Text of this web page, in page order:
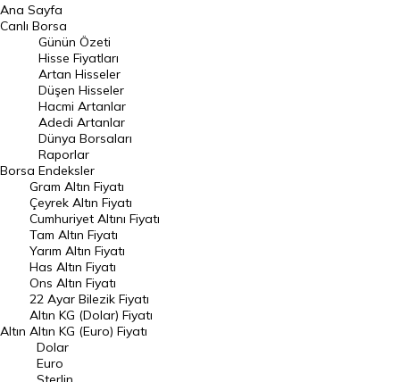
BIST 100 Hisseleri
En Çok Artan Hisseler
En Çok Düşen Hisseler
Hacmi Artanlar
Geçmiş Kapanışlar
Dünya Borsaları
Raporlar
Endeksler
DÖVİZ
Döviz Kuru
Dolar Kuru
Euro Kuru
Pound Kuru
Ana Sayfa
Canlı Borsa
Borsa
Günün Özeti
Hisse Fiyatları
Artan Hisseler
Düşen Hisseler
Hacmi Artanlar
Adedi Artanlar
Dünya Borsaları
Raporlar
Endeksler
Altın
Gram Altın Fiyatı
Çeyrek Altın Fiyatı
Cumhuriyet Altını Fiyatı
Tam Altın Fiyatı
Yarım Altın Fiyatı
Has Altın Fiyatı
Ons Altın Fiyatı
22 Ayar Bilezik Fiyatı
Altın KG (Dolar) Fiyatı
Altın KG (Euro) Fiyatı
Dolar
Euro